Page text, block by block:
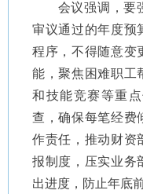
会议强调，要强
审议通过的年度预
程序，不得随意变
能，聚焦困难职工
和技能竞赛等重
查，确保每笔经费
作责任，推动财资
报制度，压实业务
出进度，防止年底